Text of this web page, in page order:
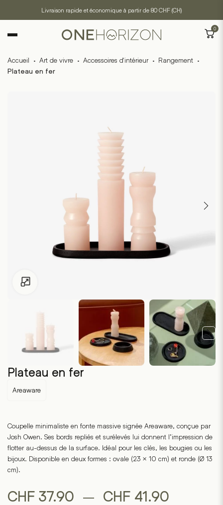
Livraison rapide et économique à partir de 80 CHF (CH)
0
Accueil · Art de vivre · Accessoires d'intérieur · Rangement ·
Plateau en fer
Plateau en fer
Areaware
Coupelle minimaliste en fonte massive signée Areaware, conçue par
Josh Owen. Ses bords repliés et surélevés lui donnent l’impression de
flotter au-dessus de la surface. Idéal pour les clés, les bougies ou les
bijoux. Disponible en deux formes : ovale (23 × 10 cm) et ronde (Ø 13
cm).
CHF 37.90 – CHF 41.90